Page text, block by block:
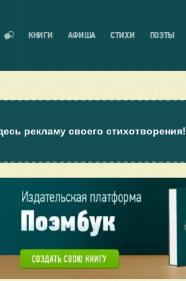
КНИГИ АФИША СТИХИ ПОЭТЫ
рекламу своего стихотворения!